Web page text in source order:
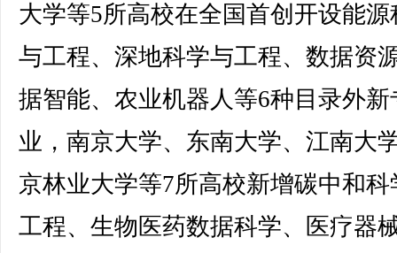
大学等5所高校在全国首创开设能源
与工程、深地科学与工程、数据资
据智能、农业机器人等6种目录外新
业，南京大学、东南大学、江南大
京林业大学等7所高校新增碳中和科
工程、生物医药数据科学、医疗器